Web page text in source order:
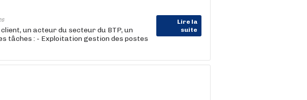
Lire la
suite
un acteur du secteur du BTP, un
tâches : - Exploitation gestion des postes